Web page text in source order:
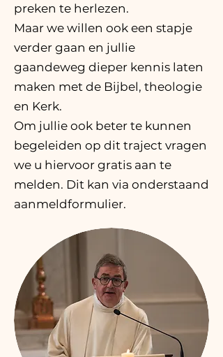
preken te herlezen.
Maar we willen ook een stapje
verder gaan en jullie
gaandeweg dieper kennis laten
maken met de Bijbel, theologie
en Kerk.
Om jullie ook beter te kunnen
begeleiden op dit traject vragen
we u hiervoor gratis aan te
melden. Dit kan via onderstaand
aanmeldformulier.